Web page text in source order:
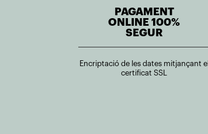
PAGAMENT
ONLINE 100%
SEGUR
Encriptació de les dates mitjançant el
certificat SSL